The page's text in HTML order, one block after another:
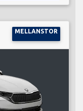
MELLANSTOR